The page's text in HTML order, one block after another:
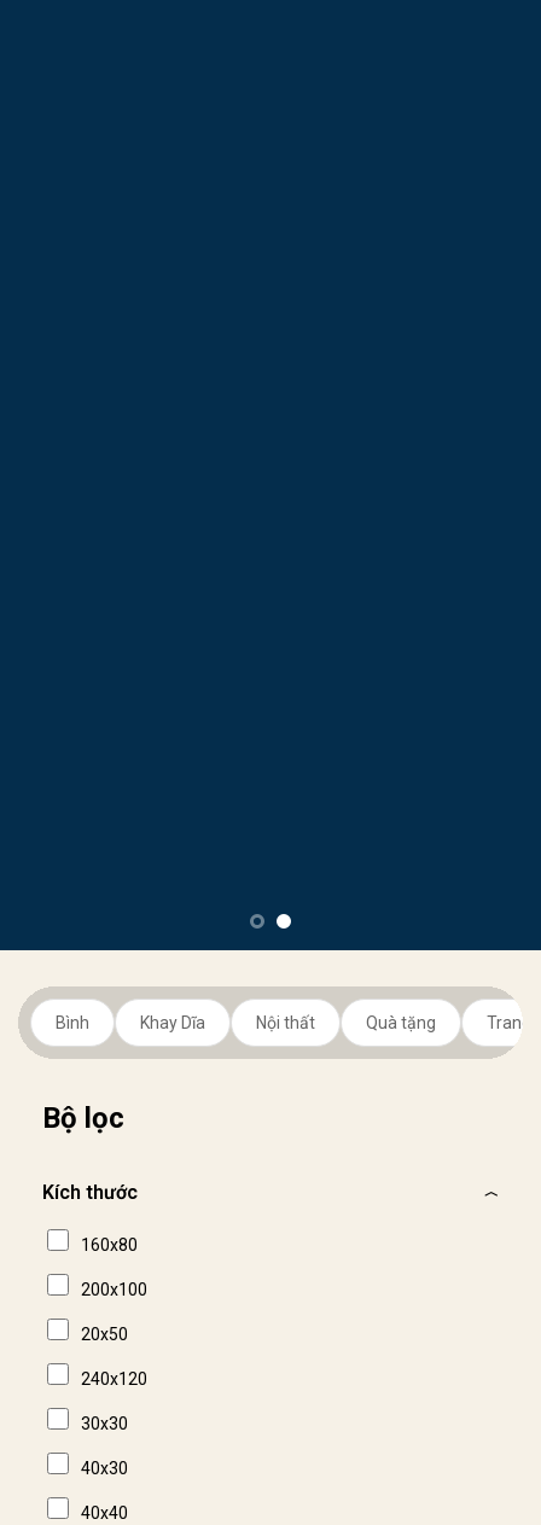
Bình Khay Dĩa Nội thất Quà tặng Trang
Bộ lọc
Kích thước
160x80
200x100
20x50
240x120
30x30
40x30
40x40